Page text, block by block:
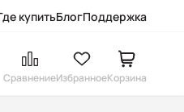
купитьБлогПоддержка
СравнениеИзбранноеКорзина